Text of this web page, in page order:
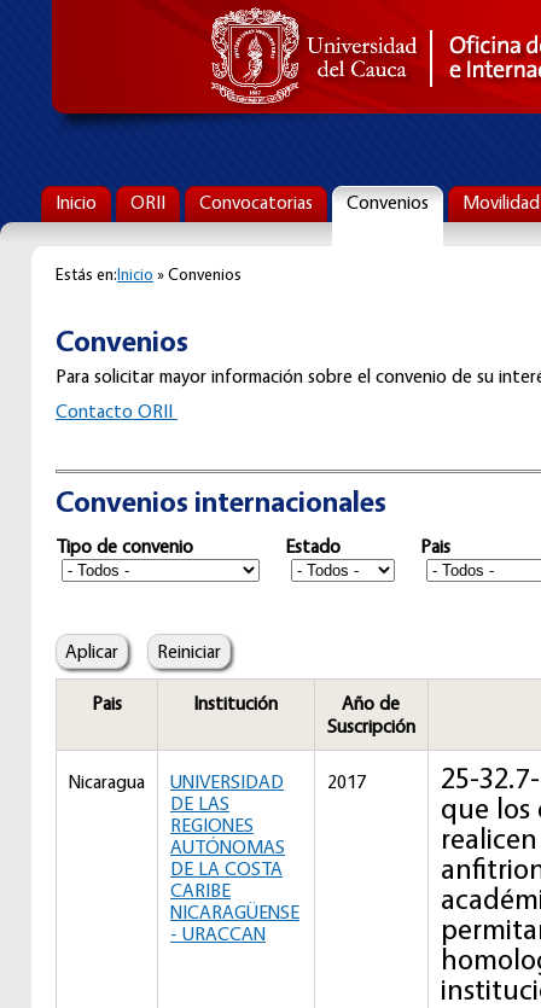
Inicio ORII Convocatorias Convenios Movilidad
Estás en:Inicio » Convenios
Convenios
Para solicitar mayor información sobre el convenio de su
Contacto ORII
Convenios internacionales
Tipo de convenio Estado Pais
Pais Institución
Año de
Suscripción
Nicaragua
UNIVERSIDAD
DE LAS
REGIONES
AUTÓNOMAS
DE LA COSTA
CARIBE
NICARAGÜENSE
- URACCAN
2017
25-
que los